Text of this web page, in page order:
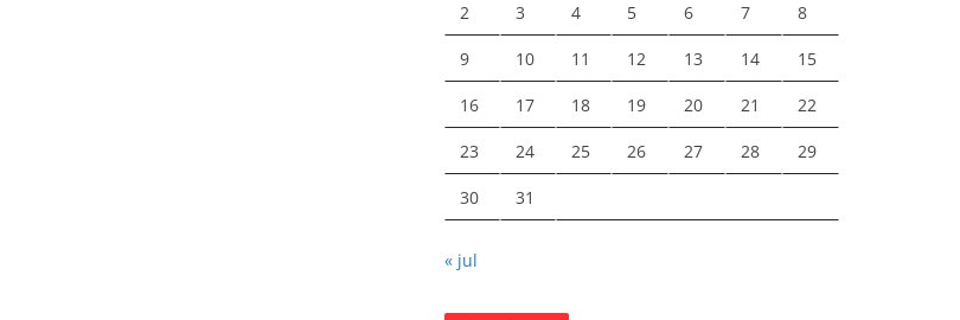
2 3 4 5 6 7 8
9 10 11 12 13 14 15
16 17 18 19 20 21 22
23 24 25 26 27 28 29
30 31
« jul